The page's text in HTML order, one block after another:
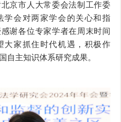
京市人大常委会法制工作委
学会对两家学会的关心和指
谢各位专家学者在周末时间
大家抓住时代机遇，积极作
自主知识体系研究成果。